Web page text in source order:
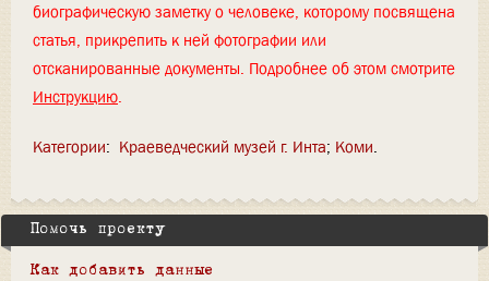
биографическую заметку о человеке, которому посвящена
статья, прикрепить к ней фотографии или
отсканированные документы. Подробнее об этом смотрите
Инструкцию.
Категории: Краеведческий музей г. Инта Коми
Помочь проекту
Как добавить данные